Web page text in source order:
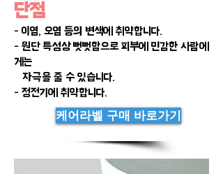
단점
- 이염, 오염 등의 변색에 취약합니다.
- 원단 특성상 뻣뻣함으로 피부에 민감한 사람에
게는
자극을 줄 수 있습니다.
- 정전기에 취약합니다.
케어라벨 구매 바로가기